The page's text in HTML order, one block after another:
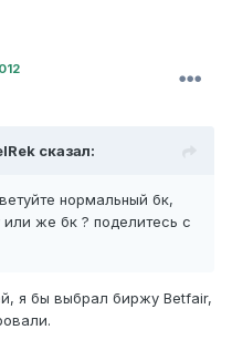
сказал:
нормальный бк,
же бк ? поделитесь с
я бы выбрал биржу Betfair,